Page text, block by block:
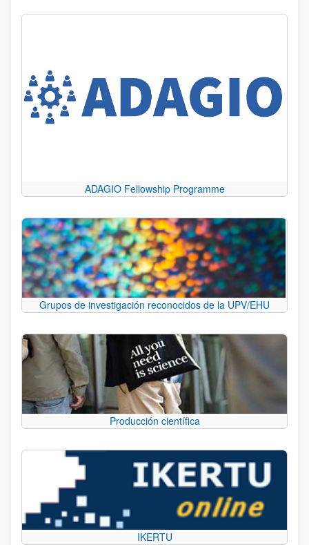
ADAGIO Fellowship Programme
Grupos de investigación reconocidos de la UPV/EHU
Producción científica
IKERTU